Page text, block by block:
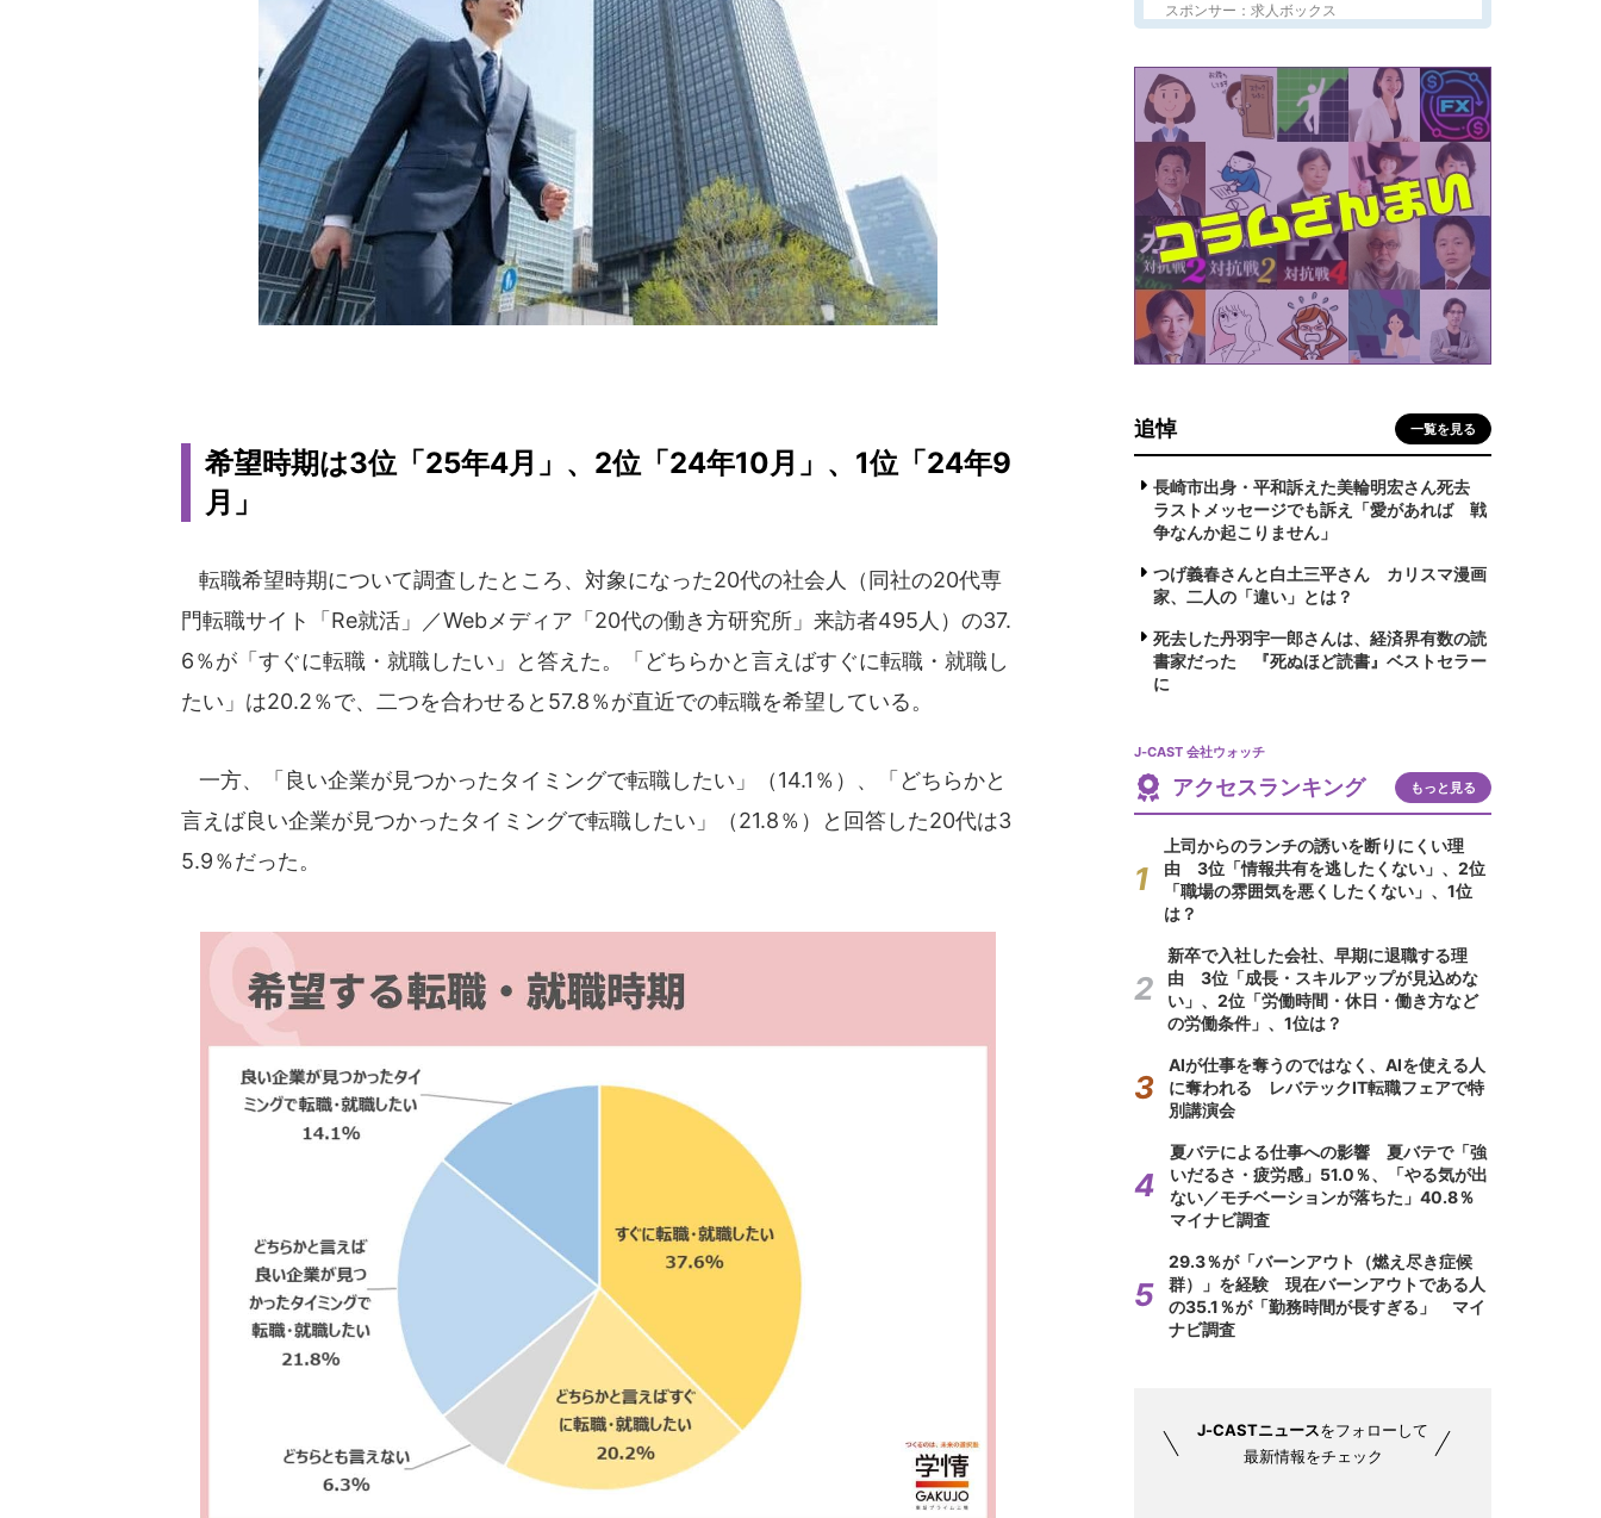
希望時期は3位「25年4月」、2位「24年10月」、1位「24年9
月」
転職希望時期について調査したところ、対象になった20代の社会人（同社の20代専
門転職サイト「Re就活」／Webメディア「20代の働き方研究所」来訪者495人）の37.
6％が「すぐに転職・就職したい」と答えた。「どちらかと言えばすぐに転職・就職し
たい」は20.2％で、二つを合わせると57.8％が直近での転職を希望している。
一方、「良い企業が見つかったタイミングで転職したい」（14.1％）、「どちらかと
言えば良い企業が見つかったタイミングで転職したい」（21.8％）と回答した20代は3
5.9％だった。
スポンサー：求人ボックス
追悼 一覧を見る
長崎市出身・平和訴えた美輪明宏さん死去
ラストメッセージでも訴え「愛があれば 戦
争なんか起こりません」
つげ義春さんと白土三平さん カリスマ漫画
家、二人の「違い」とは？
死去した丹羽宇一郎さんは、経済界有数の読
書家だった 『死ぬほど読書』ベストセラー
に
J-CAST 会社ウォッチ
アクセスランキング もっと見る
上司からのランチの誘いを断りにくい理
由 3位「情報共有を逃したくない」、2位
「職場の雰囲気を悪くしたくない」、1位
は？
新卒で入社した会社、早期に退職する理
由 3位「成長・スキルアップが見込めな
い」、2位「労働時間・休日・働き方など
の労働条件」、1位は？
AIが仕事を奪うのではなく、AIを使える人
に奪われる レバテックIT転職フェアで特
別講演会
夏バテによる仕事への影響 夏バテで「強
いだるさ・疲労感」51.0％、「やる気が出
ない／モチベーションが落ちた」40.8％
マイナビ調査
29.3％が「バーンアウト（燃え尽き症候
群）」を経験 現在バーンアウトである人
の35.1％が「勤務時間が長すぎる」 マイ
ナビ調査
J-CASTニュースをフォローして
最新情報をチェック